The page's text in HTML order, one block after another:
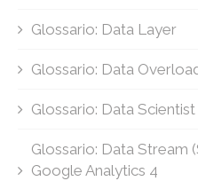
Glossario: Data Layer
Glossario: Data
Glossario: Data Scientist
Glossario: Data Stream
Google Analytics 4